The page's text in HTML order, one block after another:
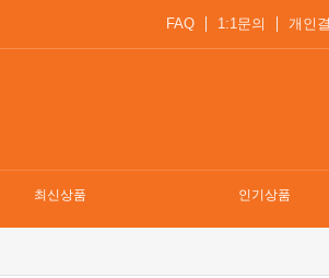
FAQ 1:1문의 개인
최신상품 인기상품